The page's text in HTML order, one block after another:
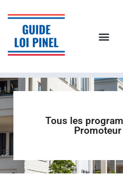
Tous les